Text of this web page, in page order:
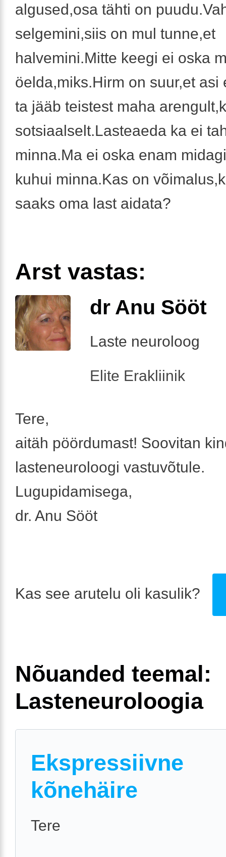
algused,osa tähti on
selgemini,siis on mul tunne,et
halvemini.Mitte keegi ei oska
öelda,miks.Hirm on suur,et asi
ta jääb teistest maha
sotsiaalselt.Lasteaeda ka ei
minna.Ma ei oska enam
kuhui minna.Kas on
saaks oma last aidata?
Arst vastas:
dr Anu Sööt
Laste neuroloog
Elite Erakliinik
Tere,
aitäh pöördumast! Soovitan
lasteneuroloogi vastuvõtule.
Lugupidamisega,
dr. Anu Sööt
Kas see arutelu oli kasulik?
Nõuanded teemal:
Lasteneuroloogia
Ekspressiivne
kõnehäire
Tere